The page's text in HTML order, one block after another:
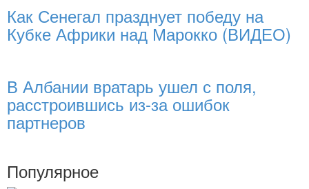
Как Сенегал празднует победу на
Кубке Африки над Марокко (ВИДЕО)
В Албании вратарь ушел с поля,
расстроившись из-за ошибок
партнеров
Популярное